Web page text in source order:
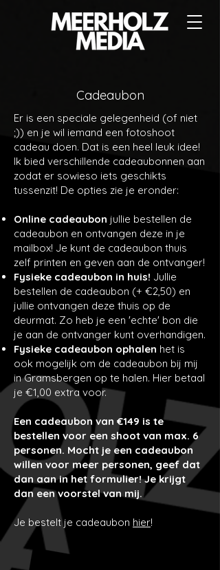
Cadeaubon
Er is een speciale gelegenheid (of niet
;)) en je wil iemand een fotoshoot
cadeau doen. Dat is een heel leuk idee!
Ik bied verschillende cadeaubonnen aan
zodat er sowieso iets geschikts
tussenzit! De opties zie je eronder:
Online cadeaubon jullie bestellen de
cadeaubon en ontvangen deze in je
mailbox! Je kunt de cadeaubon thuis
zelf printen en geven aan de ontvanger!
Fysieke cadeaubon in huis! Jullie
bestellen de cadeaubon (+ €2,50) en
jullie ontvangen deze thuis op de
deurmat. Zo heb je een 'echte' bon die
je aan de ontvanger kunt overhandigen.
Fysieke cadeaubon ophalen het is
ook mogelijk om de cadeaubon bij mij
in Gramsbergen op te halen. Hier betaal
je €1,00 extra voor.
Een cadeaubon van €149 is te
bestellen voor een shoot van max. 6
personen. Mocht je een cadeaubon
willen voor meer personen, geef dat
dan aan in het formulier! Je krijgt
dan een voorstel van mij.
Je bestelt je cadeaubon hier!